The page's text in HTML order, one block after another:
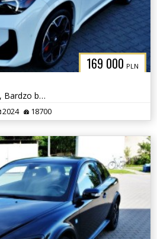
169 000 PLN
MX1, X-Drive , Panorama, Bardzo bogate wyposażenie
2024 18700